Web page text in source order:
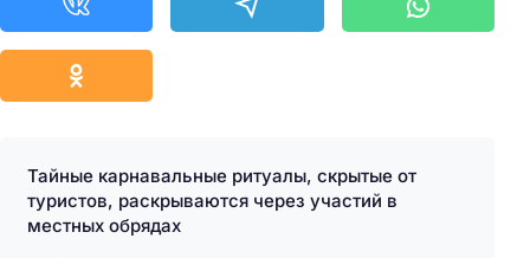
Тайные карнавальные ритуалы, скрытые от
туристов, раскрываются через участий в
местных обрядах